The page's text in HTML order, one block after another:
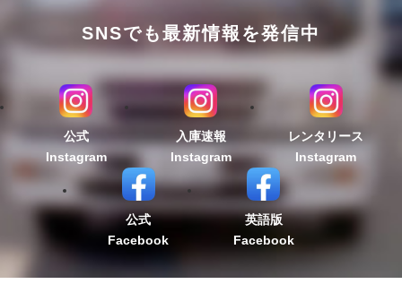
SNSでも最新情報を発信中
公式
Instagram
入庫速報
Instagram
レンタリース
Instagram
公式
Facebook
英語版
Facebook